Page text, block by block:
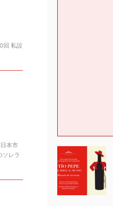
回 私設
本市
ソレラ